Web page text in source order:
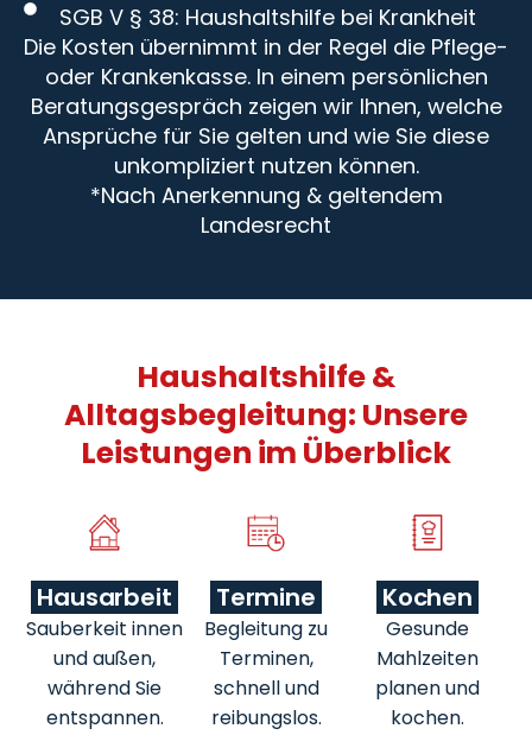
SGB V § 38: Haushaltshilfe bei Krankheit
Die Kosten übernimmt in der Regel die Pflege-
oder Krankenkasse. In einem persönlichen
Beratungsgespräch zeigen wir Ihnen, welche
Ansprüche für Sie gelten und wie Sie diese
unkompliziert nutzen können.
*Nach Anerkennung & geltendem
Landesrecht
Haushaltshilfe &
Alltagsbegleitung: Unsere
Leistungen im Überblick
Hausarbeit
Sauberkeit innen
und außen,
während Sie
entspannen.
Termine
Begleitung zu
Terminen,
schnell und
reibungslos.
Kochen
Gesunde
Mahlzeiten
planen und
kochen.